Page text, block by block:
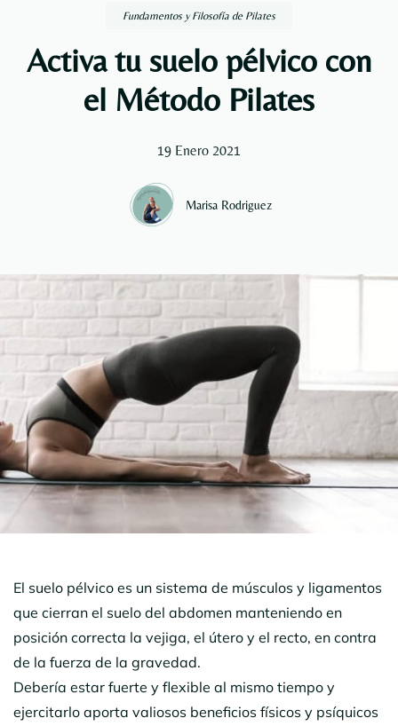
Fundamentos y Filosofía de Pilates
Activa tu suelo pélvico con
el Método Pilates
19 Enero 2021
Marisa Rodriguez
El suelo pélvico es un sistema de músculos y ligamentos
que cierran el suelo del abdomen manteniendo en
posición correcta la vejiga, el útero y el recto, en contra
de la fuerza de la gravedad.
Debería estar fuerte y flexible al mismo tiempo y
ejercitarlo aporta valiosos beneficios físicos y psíquicos